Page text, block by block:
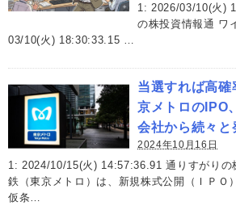
1: 2026/03/10(火)
の株投資情報通 ワ
03/10(火) 18:30:33.15 …
当選すれば高
京メトロのIPO
会社から続々と
2024年10月16日
1: 2024/10/15(火) 14:57:36.91 通りすがり
鉄（東京メトロ）は、新規株式公開（ＩＰＯ
仮条…